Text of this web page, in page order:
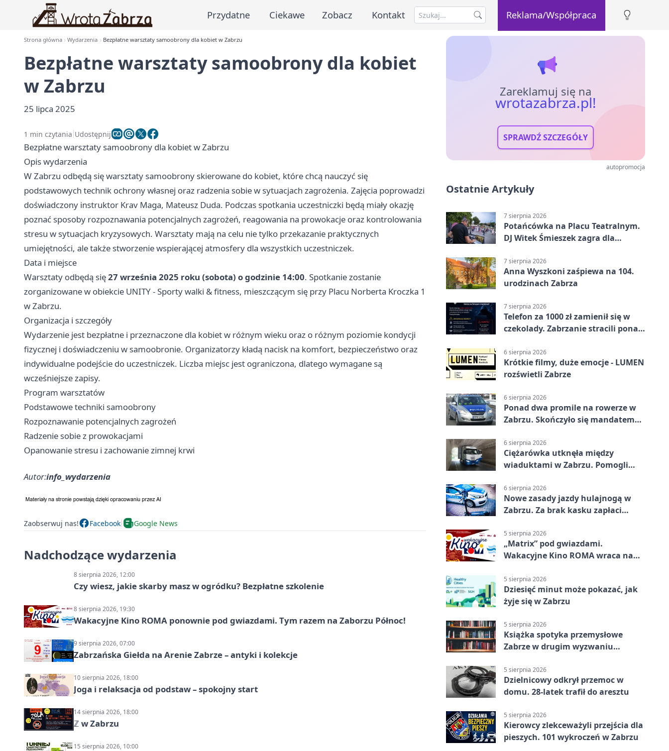
Przydatne Ciekawe Zobacz Kontakt Reklama/Współpraca
Strona główna Wydarzenia Bezpłatne warsztaty samoobrony dla kobiet w Zabrzu
Bezpłatne warsztaty samoobrony dla kobiet
w Zabrzu
25 lipca 2025
1 min czytania Udostępnij
Bezpłatne warsztaty samoobrony dla kobiet w Zabrzu
Opis wydarzenia
W Zabrzu odbędą się warsztaty samoobrony skierowane do kobiet, które chcą nauczyć się
podstawowych technik ochrony własnej oraz radzenia sobie w sytuacjach zagrożenia. Zajęcia poprowadzi
doświadczony instruktor Krav Maga, Mateusz Duda. Podczas spotkania uczestniczki będą miały okazję
poznać sposoby rozpoznawania potencjalnych zagrożeń, reagowania na prowokacje oraz kontrolowania
stresu w sytuacjach kryzysowych. Warsztaty mają na celu nie tylko przekazanie praktycznych
umiejętności, ale także stworzenie wspierającej atmosfery dla wszystkich uczestniczek.
Data i miejsce
Warsztaty odbędą się27 września 2025 roku (sobota) o godzinie 14:00. Spotkanie zostanie
zorganizowane w obiekcie UNITY - Sporty walki & fitness, mieszczącym się przy Placu Norberta Kroczka 1
w Zabrzu.
Organizacja i szczegóły
Wydarzenie jest bezpłatne i przeznaczone dla kobiet w różnym wieku oraz o różnym poziomie kondycji
fizycznej i doświadczeniu w samoobronie. Organizatorzy kładą nacisk na komfort, bezpieczeństwo oraz
indywidualne podejście do uczestniczek. Liczba miejsc jest ograniczona, dlatego wymagane są
wcześniejsze zapisy.
Program warsztatów
Podstawowe techniki samoobrony
Rozpoznawanie potencjalnych zagrożeń
Radzenie sobie z prowokacjami
Opanowanie stresu i zachowanie zimnej krwi
Autor:info_wydarzenia
Zaobserwuj nas! Facebook Google News
Nadchodzące wydarzenia
8 sierpnia 2026, 12:00
Czy wiesz, jakie skarby masz w ogródku? Bezpłatne szkolenie
8 sierpnia 2026, 19:30
Wakacyjne Kino ROMA ponownie pod gwiazdami. Tym razem na Zaborzu Północ!
9 sierpnia 2026, 07:00
Zabrzańska Giełda na Arenie Zabrze – antyki i kolekcje
10 sierpnia 2026, 18:00
Joga i relaksacja od podstaw – spokojny start
14 sierpnia 2026, 18:00
ℤ w Zabrzu
15 sierpnia 2026, 10:00
Zareklamuj się na
wrotazabrza.pl!
SPRAWDŹ SZCZEGÓŁY
autopromocja
Ostatnie Artykuły
7 sierpnia 2026
Potańcówka na Placu Teatralnym.
DJ Witek Śmieszek zagra dla
7 sierpnia 2026
Anna Wyszkoni zaśpiewa na 104.
urodzinach Zabrza
7 sierpnia 2026
Telefon za 1000 zł zamienił się w
czekolady. Zabrzanie stracili ponad
6 sierpnia 2026
Krótkie filmy, duże emocje - LUMEN
rozświetli Zabrze
6 sierpnia 2026
Ponad dwa promile na rowerze w
Zabrzu. Skończyło się mandatem
6 sierpnia 2026
Ciężarówka utknęła między
wiaduktami w Zabrzu. Pomogli
6 sierpnia 2026
Nowe zasady jazdy hulajnogą w
Zabrzu. Za brak kasku zapłaci
5 sierpnia 2026
„Matrix” pod gwiazdami.
Wakacyjne Kino ROMA wraca na
5 sierpnia 2026
Dziesięć minut może pokazać, jak
żyje się w Zabrzu
5 sierpnia 2026
Książka spotyka przemysłowe
Zabrze w drugim wyzwaniu
5 sierpnia 2026
Dzielnicowy odkrył przemoc w
domu. 28-latek trafił do aresztu
5 sierpnia 2026
Kierowcy zlekceważyli przejścia dla
pieszych. 101 wykroczeń w Zabrzu